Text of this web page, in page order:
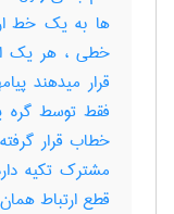
ها به یک خط
خطی ، هر یک
قرار میدهند
فقط توسط گره
خطاب قرار
مشترک تکیه
قطع ارتباط